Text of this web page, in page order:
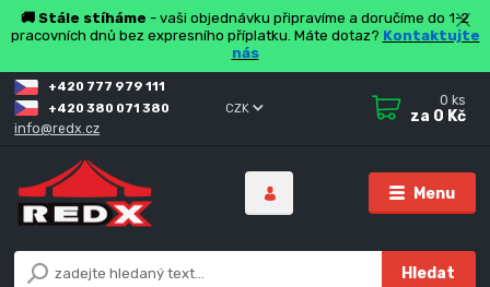
🚚 Stále stíháme - vaši objednávku připravíme a doručíme do 1-2
pracovních dnů bez expresního příplatku. Máte dotaz? Kontaktujte
nás
Menu
CZK
Hledat
+420 777 979 111
+420 380 071 380
info@redx.cz
0 ks
za 0 Kč